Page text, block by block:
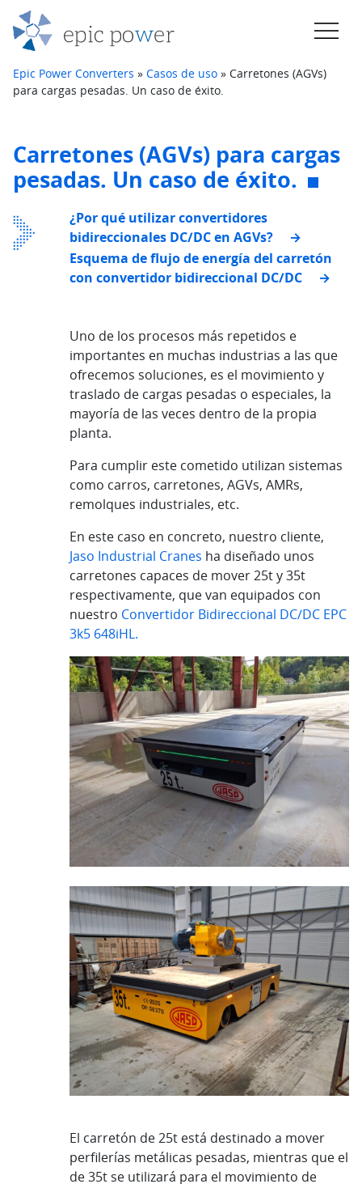
Saltar al contenido
Navegación principal
Epic Power Converters » Casos de uso » Carretones (AGVs)
para cargas pesadas. Un caso de éxito.
Carretones (AGVs) para cargas
pesadas. Un caso de éxito.
¿Por qué utilizar convertidores
bidireccionales DC/DC en AGVs?
Esquema de flujo de energía del carretón
con convertidor bidireccional DC/DC
Uno de los procesos más repetidos e
importantes en muchas industrias a las que
ofrecemos soluciones, es el movimiento y
traslado de cargas pesadas o especiales, la
mayoría de las veces dentro de la propia
planta.
Para cumplir este cometido utilizan sistemas
como carros, carretones, AGVs, AMRs,
remolques industriales, etc.
En este caso en concreto, nuestro cliente,
Jaso Industrial Cranes ha diseñado unos
carretones capaces de mover 25t y 35t
respectivamente, que van equipados con
nuestro Convertidor Bidireccional DC/DC EPC
3k5 648iHL.
El carretón de 25t está destinado a mover
perfilerías metálicas pesadas, mientras que el
de 35t se utilizará para el movimiento de